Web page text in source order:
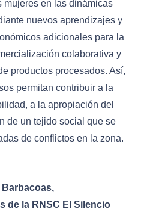
mujeres en las dinámicas
nuevos aprendizajes y
adicionales para la
colaborativa y
productos procesados. Así,
permitan contribuir a la
a la apropiación del
de un tejido social que se
de conflictos en la zona.
de la RNSC El Silencio